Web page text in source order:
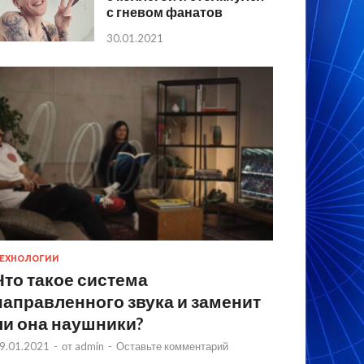
с гневом фанатов
30.01.2021
такое система
звука и заменит
она наушники?
- от admin - Оставьте комментарий